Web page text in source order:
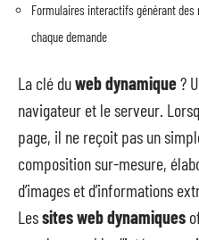
Formulaires interactifs générant
chaque demande
La clé duweb dynamique?
navigateur et le serveur.
page, il ne reçoit pas un
composition sur-mesure,
d’images et d’informations
Lessites web dynamiques